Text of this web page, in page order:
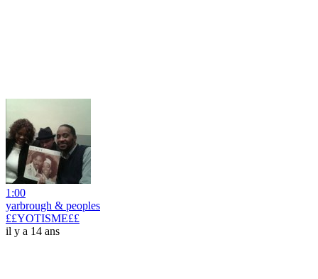
1:00
yarbrough & peoples
££YOTISME££
il y a 14 ans